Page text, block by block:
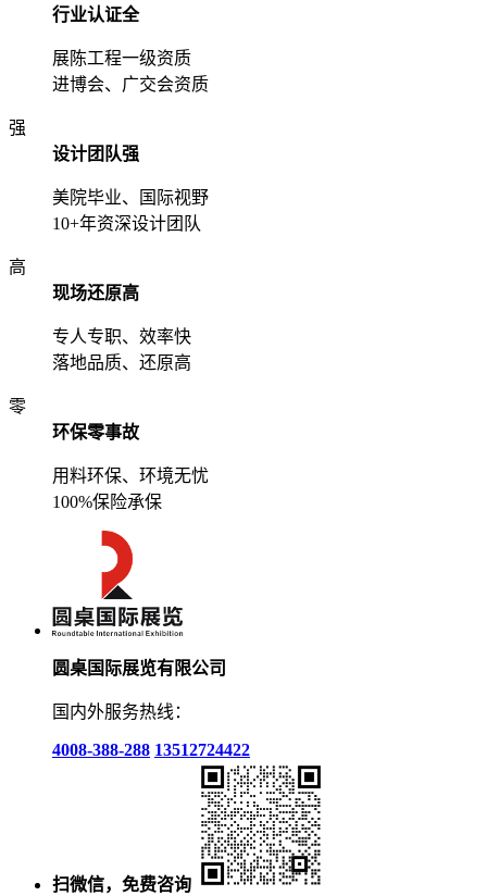
行业认证全
展陈工程一级资质
进博会、广交会资质
强
设计团队强
美院毕业、国际视野
10+年资深设计团队
高
现场还原高
专人专职、效率快
落地品质、还原高
零
环保零事故
用料环保、环境无忧
100%保险承保
圆桌国际展览有限公司
国内外服务热线：
4008-388-288 13512724422
扫微信，免费咨询